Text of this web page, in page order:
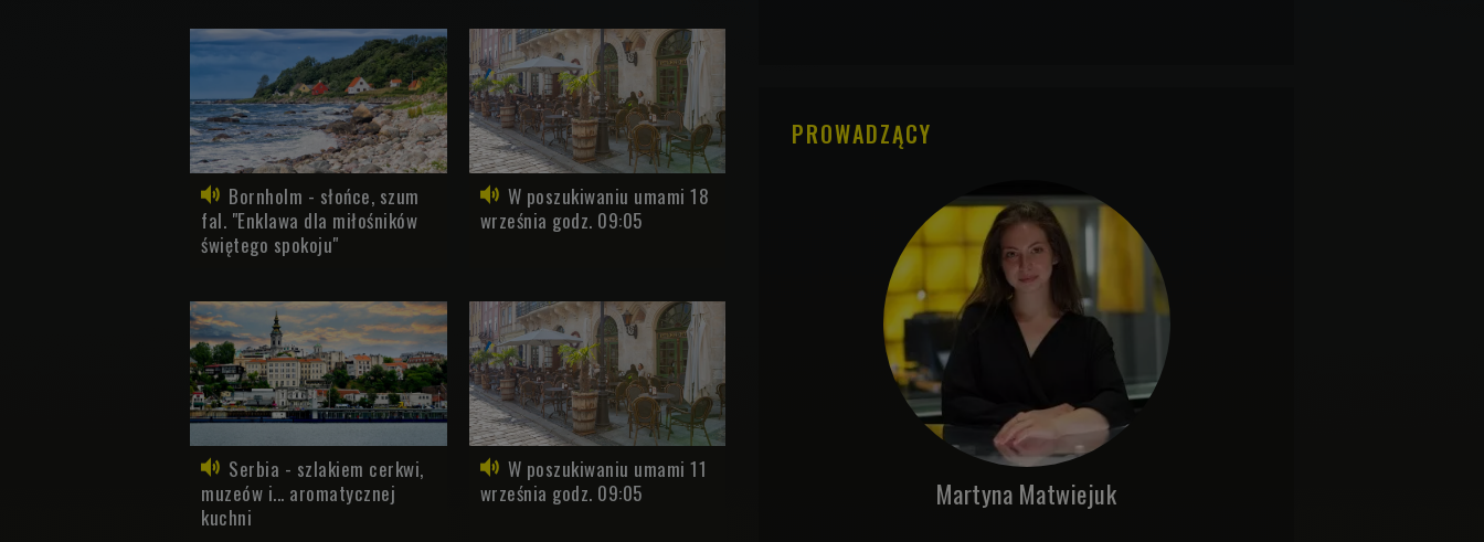
Bornholm - słońce, szum
fal. "Enklawa dla miłośników
świętego spokoju"
W poszukiwaniu umami 18
września godz. 09:05
Serbia - szlakiem cerkwi,
muzeów i... aromatycznej
kuchni
W poszukiwaniu umami 11
września godz. 09:05
PROWADZĄCY
Martyna Matwiejuk